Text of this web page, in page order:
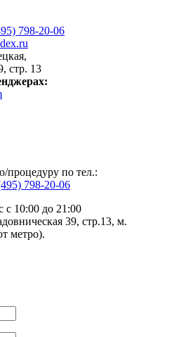
798-20-06
стр. 13
процедуру по тел.:
798-20-06
с 10:00 до 21:00
39, стр.13, м.
метро).